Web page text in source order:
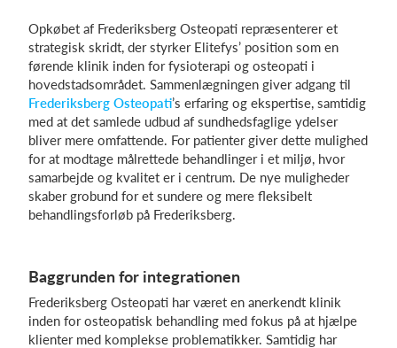
Opkøbet af Frederiksberg Osteopati repræsenterer et
strategisk skridt, der styrker Elitefys’ position som en
førende klinik inden for fysioterapi og osteopati i
hovedstadsområdet. Sammenlægningen giver adgang til
Frederiksberg Osteopati’s erfaring og ekspertise, samtidig
med at det samlede udbud af sundhedsfaglige ydelser
bliver mere omfattende. For patienter giver dette mulighed
for at modtage målrettede behandlinger i et miljø, hvor
samarbejde og kvalitet er i centrum. De nye muligheder
skaber grobund for et sundere og mere fleksibelt
behandlingsforløb på Frederiksberg.
Baggrunden for integrationen
Frederiksberg Osteopati har været en anerkendt klinik
inden for osteopatisk behandling med fokus på at hjælpe
klienter med komplekse problematikker. Samtidig har